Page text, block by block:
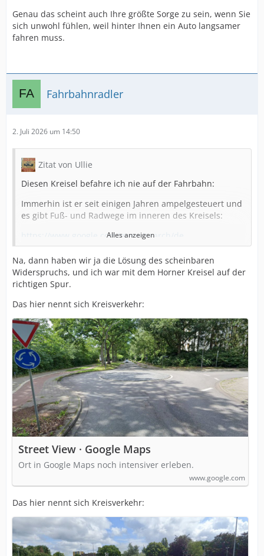
Genau das scheint auch Ihre größte Sorge zu sein, wenn Sie
sich unwohl fühlen, weil hinter Ihnen ein Auto langsamer
fahren muss.
Fahrbahnradler
2. Juli 2026 um 14:50
Zitat von Ullie
Diesen Kreisel befahre ich nie auf der Fahrbahn:
Immerhin ist er seit einigen Jahren ampelgesteuert und
es gibt Fuß- und Radwege im inneren des Kreisels:
https://www.google.com/maps/search/de…
SoASAFQAw%3D%3D
Diesen Kreisel befahre ich immer auf der Fahrbahn.
Und genau da kommt es regelmäßig zu den oben
beschriebenen Problemen:
https://www.google.com/maps/search/de…
SoASAFQAw%3D%3D
Es gibt Fahrradfahrer*innen, die um abzukürzen auf
der Fahrbahn entgegen der Fahrtrichtung fahren.
Andere steigen dazu ab und gehen auf dem Fußweg
den kürzesten Weg. Wieder andere fahren mit dem Rad
auf dem Fußweg. Fußgänger gehen relartiv häufig den
kürzesten Weg, indem sie tangential an dem Zaun rund
um die Innere Grünfläche vorbeigehen oder sie steigen
darüber und gehen den Durchmesser.
Alles anzeigen
Na, dann haben wir ja die Lösung des scheinbaren
Widerspruchs, und ich war mit dem Horner Kreisel auf der
richtigen Spur.
Das hier nennt sich Kreisverkehr:
Street View · Google Maps
Ort in Google Maps noch intensiver erleben.
www.google.com
Das hier nennt sich Kreisverkehr: